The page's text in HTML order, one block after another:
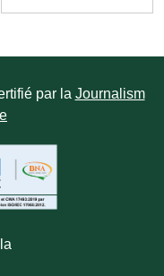
par la Journalism